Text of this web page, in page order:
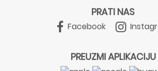
PRATI NAS
Facebook
PREUZMI APLIKACIJU